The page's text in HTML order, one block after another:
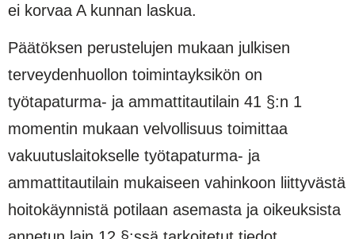
ei korvaa A kunnan laskua.
Päätöksen perustelujen mukaan julkisen
terveydenhuollon toimintayksikön on
työtapaturma- ja ammattitautilain 41 §:n 1
momentin mukaan velvollisuus toimittaa
vakuutuslaitokselle työtapaturma- ja
ammattitautilain mukaiseen vahinkoon liittyvästä
hoitokäynnistä potilaan asemasta ja oikeuksista